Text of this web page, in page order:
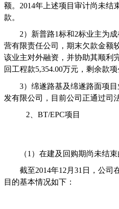
额。 2014年上述项目审计尚未结
款。
2）新普路1标和2标业主为
营有限责任公司，期末欠款金额
该业主对外融资，并协助其顺利
回工程款5,354.00万元，剩余款项
3）绵遂路基及绵遂路面项
发有限公司，目前公司正通过司
2 、BT/EPC项目
（1 ）在建及回购期尚未结
截至2014年12月 31 日，公司
目的基本情况如下：